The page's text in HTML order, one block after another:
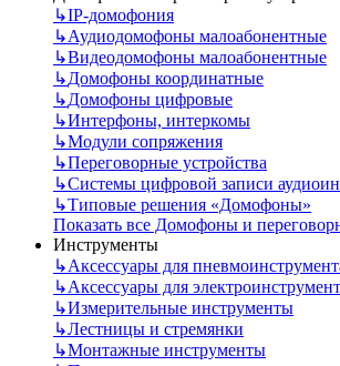
↳IP-домофония
↳Аудиодомофоны малоабонентные
↳Видеодомофоны малоабонентные
↳Домофоны координатные
↳Домофоны цифровые
↳Интерфоны, интеркомы
↳Модули сопряжения
↳Переговорные устройства
↳Системы цифровой записи
↳Типовые решения «Домофоны»
Показать все Домофоны и
Инструменты
↳Аксессуары для
↳Аксессуары для
↳Измерительные инструменты
↳Лестницы и стремянки
↳Монтажные инструменты